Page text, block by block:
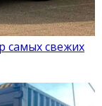
самых свежих